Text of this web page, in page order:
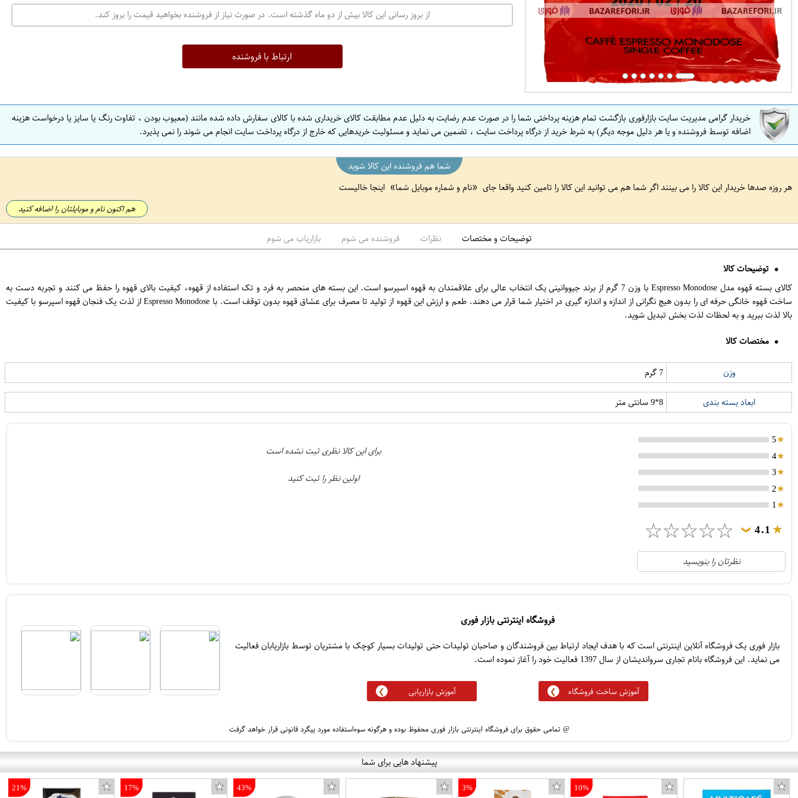
ت
ه
ا
ن
ص
ف
ه
ا
ف
از بروز رسانی این کالا بیش از دو ماه گذشته است. در صورت نیاز از فروشنده بخواهید قیمت را بروز کند.
ارتباط با فروشنده
خریدار گرامی مدیریت سایت بازارفوری بازگشت تمام هزینه پرداختی شما را در صورت عدم رضایت به دلیل عدم مطابقت کالای خریداری شده با کالای سفارش داده شده مانند (معیوب بودن ، تفاوت رنگ یا سایز یا درخواست هزینه
اضافه توسط فروشنده و یا هر دلیل موجه دیگر) به شرط خرید از درگاه پرداخت سایت ، تضمین می نماید و مسئولیت خریدهایی که خارج از درگاه پرداخت سایت انجام می شوند را نمی پذیرد.
شما هم فروشنده این کالا شوید
هر روزه صدها خریدار این کالا را می بینند اگر شما هم می توانید این کالا را تامین کنید واقعا جای
نام و شماره موبایل شما اینجا خالیست
هم اکنون نام و موبایلتان را اضافه کنید
توضیحات و مختصات نظرات فروشنده می شوم بازاریاب می شوم
توضیحات کالا
کالای بسته قهوه مدل Espresso Monodose با وزن 7 گرم از برند جیووانینی یک انتخاب عالی برای علاقمندان به قهوه اسپرسو است. این بسته های منحصر به فرد و تک استفاده از قهوه، کیفیت بالای قهوه را حفظ می کنند و تجربه دست به
ساخت قهوه خانگی حرفه ای را بدون هیچ نگرانی از اندازه و اندازه گیری در اختیار شما قرار می دهند. طعم و ارزش این قهوه از تولید تا مصرف برای عشاق قهوه بدون توقف است. با Espresso Monodose از لذت یک فنجان قهوه اسپرسو با کیفیت
بالا لذت ببرید و به لحظات لذت بخش تبدیل شوید.
مختصات کالا
وزن 7 گرم
ابعاد بسته بندی 8*9 سانتی متر
5
4
3
2
1
4.1
❯
☆
☆
☆
☆
☆
21
3
1
1
5
نظرتان را بنویسید
برای این کالا نظری ثبت نشده است
اولین نظر را ثبت کنید
فروشگاه اینترنتی بازار فوری
بازار فوری یک فروشگاه آنلاین اینترنتی است که با هدف ایجاد ارتباط بین فروشندگان و صاحبان تولیدات حتی تولیدات بسیار کوچک با مشتریان توسط بازاریابان فعالیت
می نماید. این فروشگاه بانام تجاری سرواندیشان از سال 1397 فعالیت خود را آغاز نموده است.
آموزش ساخت فروشگاه آموزش بازاریابی
@ تمامی حقوق برای فروشگاه اینترنتی بازار فوری محفوظ بوده و هرگونه سوءاستفاده مورد پیگرد قانونی قرار خواهد گرفت
پیشنهاد هایی برای شما
10%
3%
43%
17%
21%